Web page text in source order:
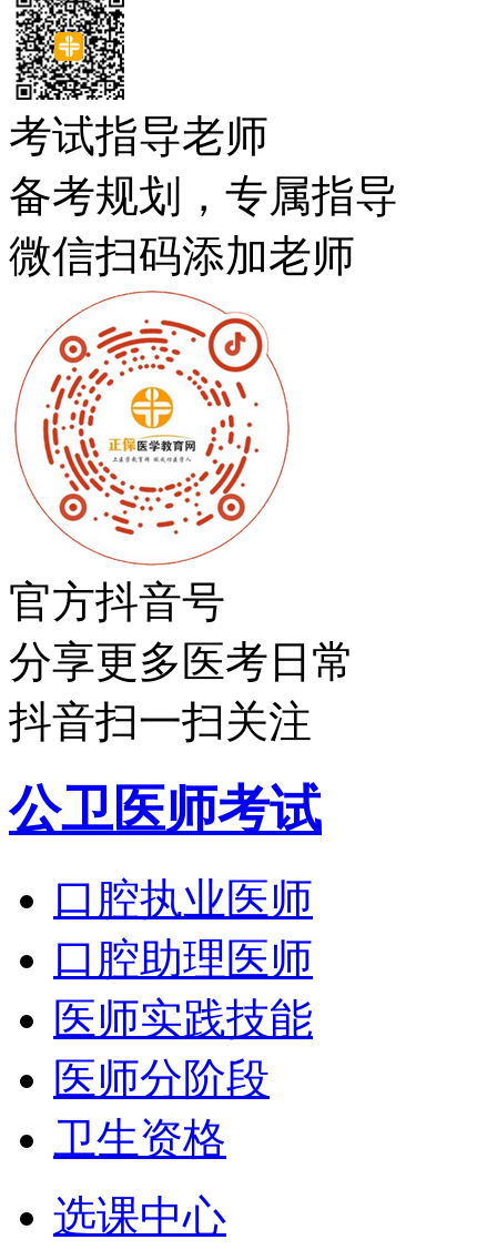
考试指导老师
备考规划，专属指导
微信扫码添加老师
官方抖音号
分享更多医考日常
抖音扫一扫关注
公卫医师考试
口腔执业医师
口腔助理医师
医师实践技能
医师分阶段
卫生资格
选课中心